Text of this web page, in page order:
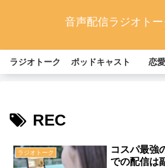
音声配信ラジオト
ラジオトーク ポッドキャスト 恋
REC
ラジオトーク
コスパ最強
での配信は